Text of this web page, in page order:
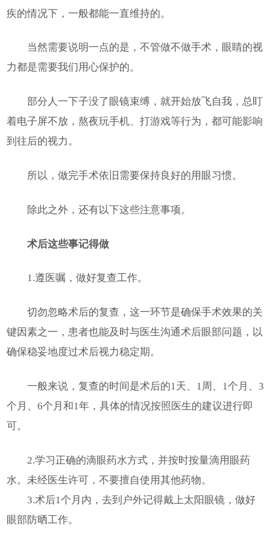
疾的情况下，一般都能一直维持的。
当然需要说明一点的是，不管做不做手术，眼睛的视
力都是需要我们用心保护的。
部分人一下子没了眼镜束缚，就开始放飞自我，总盯
着电子屏不放，熬夜玩手机、打游戏等行为，都可能影响
到往后的视力。
所以，做完手术依旧需要保持良好的用眼习惯。
除此之外，还有以下这些注意事项。
术后这些事记得做
1.遵医嘱，做好复查工作。
切勿忽略术后的复查，这一环节是确保手术效果的关
键因素之一，患者也能及时与医生沟通术后眼部问题，以
确保稳妥地度过术后视力稳定期。
一般来说，复查的时间是术后的1天、1周、1个月、3
个月、6个月和1年，具体的情况按照医生的建议进行即
可。
2.学习正确的滴眼药水方式，并按时按量滴用眼药
水。未经医生许可，不要擅自使用其他药物。
3.术后1个月内，去到户外记得戴上太阳眼镜，做好
眼部防晒工作。